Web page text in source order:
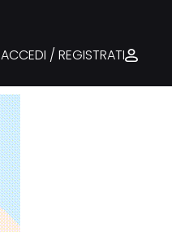
ACCEDI / REGISTRATI